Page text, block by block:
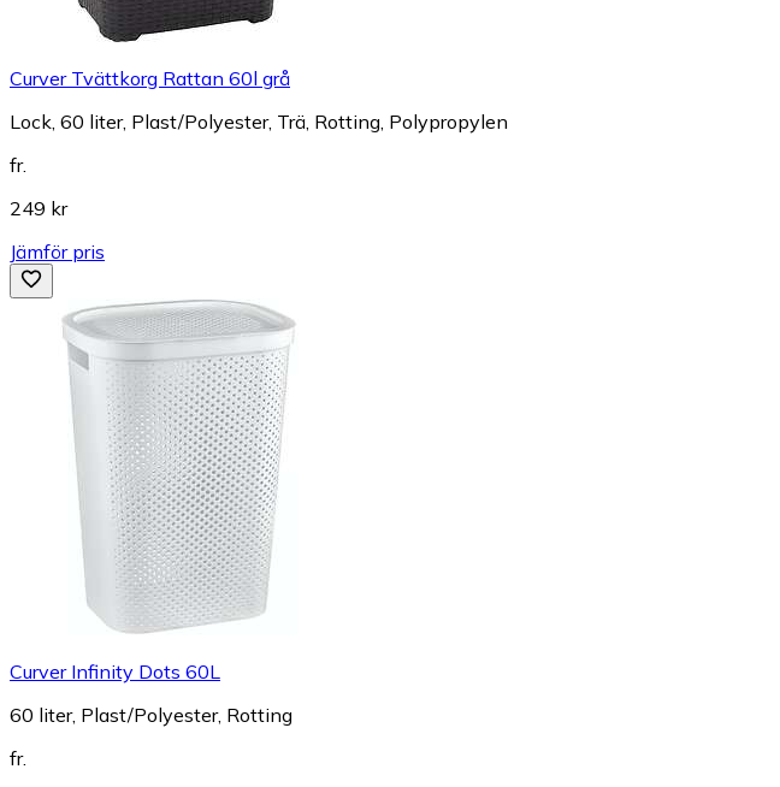
Curver Tvättkorg Rattan 60l grå
Lock, 60 liter, Plast/Polyester, Trä, Rotting, Polypropylen
fr.
249 kr
Jämför pris
Curver Infinity Dots 60L
60 liter, Plast/Polyester, Rotting
fr.